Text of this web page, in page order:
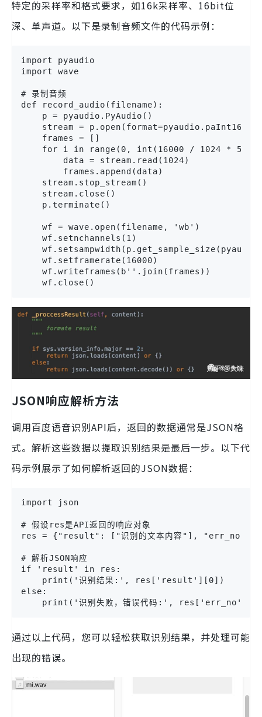
特定的采样率和格式要求，如16k采样率、16bit位
深、单声道。以下是录制音频文件的代码示例：
import pyaudio
import wave
# 录制音频
def record_audio(filename):
    p = pyaudio.PyAudio()
stream = p.open(format=pyaudio.paInt16,
    frames = []
    for i in range(0, int(16000 / 1024 * 5)):
        data = stream.read(1024)
        frames.append(data)
    stream.stop_stream()
    stream.close()
    p.terminate()
    wf = wave.open(filename, 'wb')
    wf.setnchannels(1)
    wf.setframerate(16000)
    wf.writeframes(b''.join(frames))
    wf.close()
JSON响应解析方法
调用百度语音识别API后，返回的数据通常是JSON格
式。解析这些数据以提取识别结果是最后一步。以下代
码示例展示了如何解析返回的JSON数据：
import json
# 假设res是API返回的响应对象
res = {"result": ["识别的文本内容"], "err_no":
# 解析JSON响应
if 'result' in res:
    print('识别结果:', res['result'][0])
else:
    print('识别失败，错误代码:', res['err_no'])
通过以上代码，您可以轻松获取识别结果，并处理可能
出现的错误。